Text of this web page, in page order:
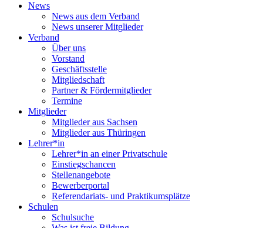
News
News aus dem Verband
News unserer Mitglieder
Verband
Über uns
Vorstand
Geschäftsstelle
Mitgliedschaft
Partner & Fördermitglieder
Termine
Mitglieder
Mitglieder aus Sachsen
Mitglieder aus Thüringen
Lehrer*in
Lehrer*in an einer Privatschule
Einstiegschancen
Stellenangebote
Bewerberportal
Referendariats- und Praktikumsplätze
Schulen
Schulsuche